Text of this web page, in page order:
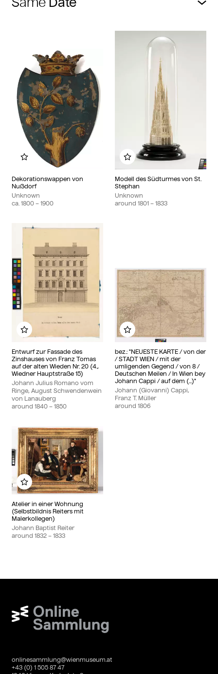
Dekorationswappen von
Nußdorf
Unknown
ca. 1800 – 1900
Add to my album
Modell des Südturmes von St.
Stephan
Unknown
around 1801 – 1833
Add to my album
Entwurf zur Fassade des
Zinshauses von Franz Tomas
auf der alten Wieden Nr. 20 (4.,
Wiedner Hauptstraße 15)
Johann Julius Romano vom
Ringe, August Schwendenwein
von Lanauberg
around 1840 – 1850
Add to my album
bez.: "NEUESTE KARTE / von der
/ STADT WIEN / mit der
umligenden Gegend / von 8 /
Deutschen Meilen / In Wien bey
Johann Cappi / auf dem (...)"
Johann (Giovanni) Cappi,
Franz T. Müller
around 1806
Add to my album
Atelier in einer Wohnung
(Selbstbildnis Reiters mit
Malerkollegen)
Johann Baptist Reiter
around 1832 – 1833
Add to my album
Wien Museum Online Sammlung
onlinesammlung@wienmuseum.at
+43 (0) 1 505 87 47